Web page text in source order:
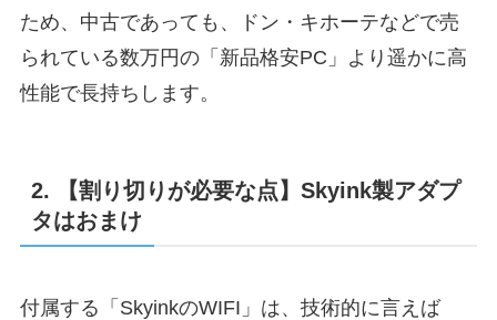
ため、中古であっても、ドン・キホーテなどで売
られている数万円の「新品格安PC」より遥かに高
性能で長持ちします。
2. 【割り切りが必要な点】Skyink製アダプ
タはおまけ
付属する「SkyinkのWIFI」は、技術的に言えば